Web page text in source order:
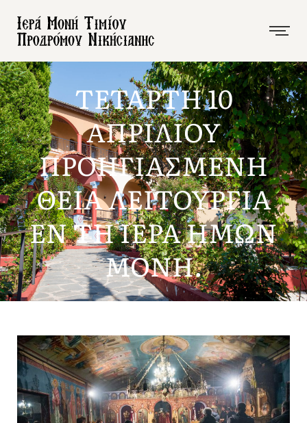
ΤΕΤΑΡΤΗ 10
ΑΠΡΙΛΙΟΥ
ΠΡΟΗΓΙΑΣΜΕΝΗ
ΘΕΙΑ ΛΕΙΤΟΥΡΓΙΑ
ΕΝ ΤΗ ΙΕΡΑ ΗΜΩΝ
ΜΟΝΗ.